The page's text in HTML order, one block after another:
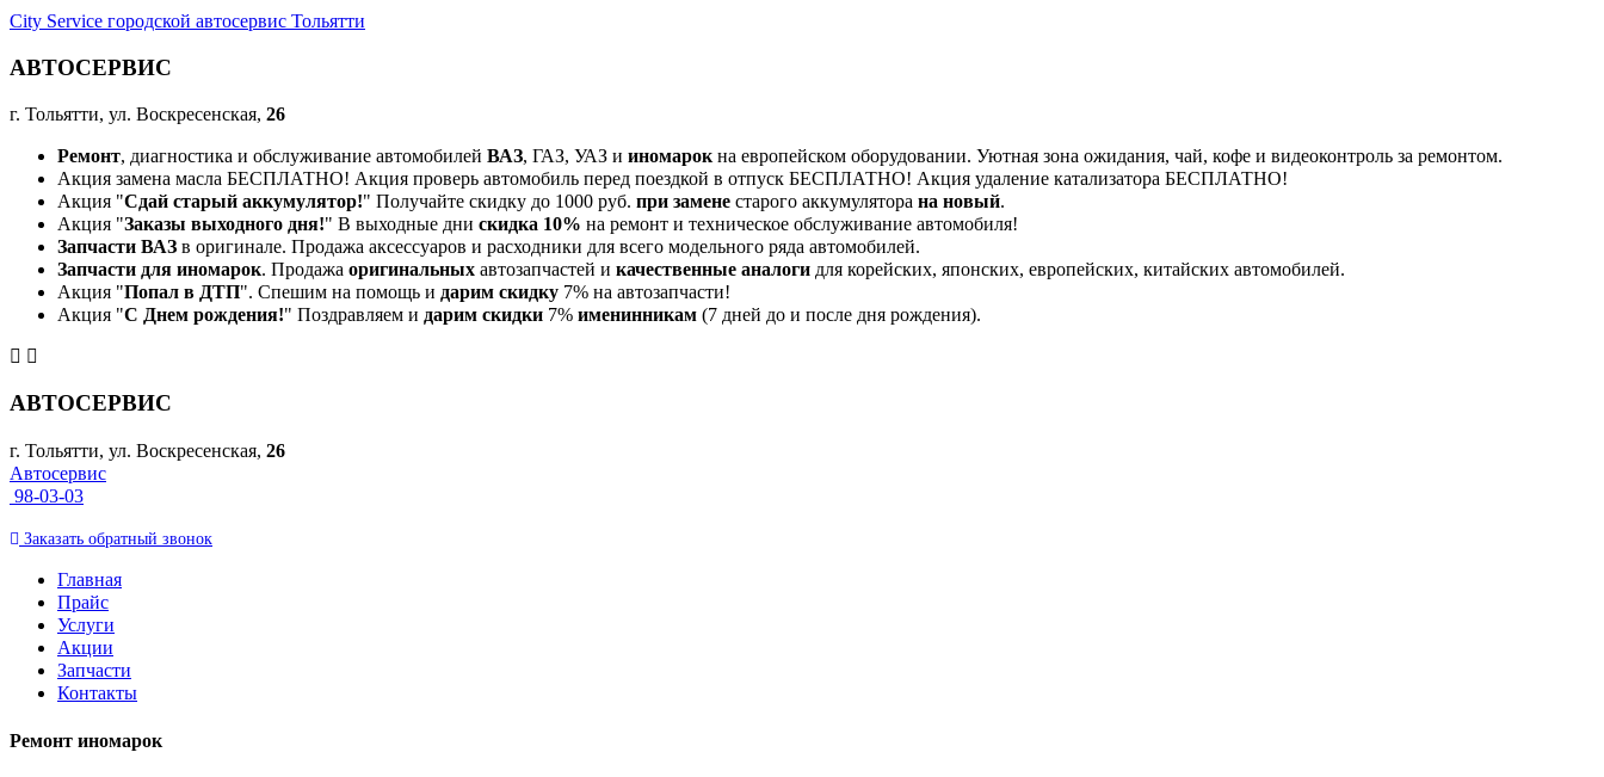
City Service городской автосервис Тольятти
АВТОСЕРВИС
г. Тольятти, ул. Воскресенская, 26
Ремонт, диагностика и обслуживание автомобилей ВАЗ, ГАЗ, УАЗ и иномарокна европейском оборудовании. Уютная зона ожидания, чай, кофе и видеоконтроль за ремонтом.
Акция замена масла БЕСПЛАТНО! Акция проверь автомобиль перед поездкой в отпуск БЕСПЛАТНО! Акция удаление катализатора БЕСПЛАТНО!
Акция "Сдай старый аккумулятор!" Получайте скидку до 1000 руб. при замене старого аккумулятора на новый.
Акция "Заказы выходного дня!" В выходные дни скидка 10% на ремонт и техническое обслуживание автомобиля!
Запчасти ВАЗ в оригинале. Продажа аксессуаров и расходники для всего модельного ряда автомобилей.
Запчасти для иномарок. Продажа оригинальных автозапчастей и качественные аналоги для корейских, японских, европейских, китайских автомобилей.
Акция "Попал в ДТП". Спешим на помощь и дарим скидку 7% на автозапчасти!
Акция "С Днем рождения!" Поздравляем и дарим скидки 7% именинникам (7 дней до и после дня рождения).
АВТОСЕРВИС
г. Тольятти, ул. Воскресенская, 26
Автосервис
98-03-03
Заказать обратный звонок
Главная
Прайс
Услуги
Акции
Запчасти
Контакты
Ремонт иномарок